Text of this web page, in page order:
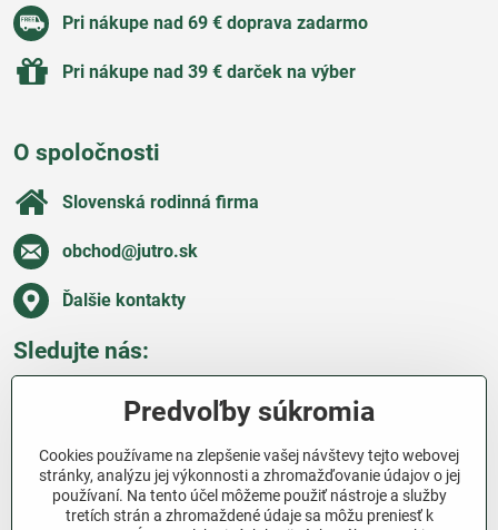
Pri nákupe nad 69 € doprava zadarmo
Pri nákupe nad 39 € darček na výber
O spoločnosti
Slovenská rodinná firma
obchod​@jutro​.sk
Ďalšie kontakty
Sledujte nás:
Všetko o nákupe
Ďakujeme za podporu
Predvoľby súkromia
Cookies používame na zlepšenie vašej návštevy tejto webovej
stránky, analýzu jej výkonnosti a zhromažďovanie údajov o jej
používaní. Na tento účel môžeme použiť nástroje a služby
tretích strán a zhromaždené údaje sa môžu preniesť k